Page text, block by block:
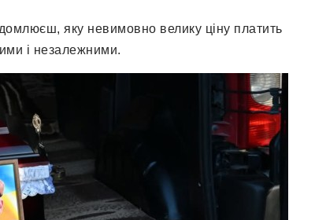
яку невимовно велику ціну платить
і незалежними.